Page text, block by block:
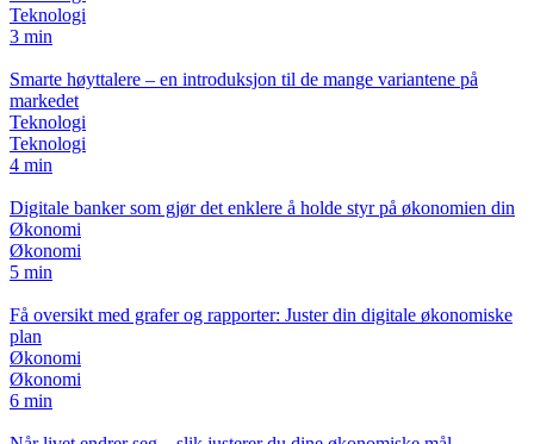
Teknologi
3 min
Smarte høyttalere – en introduksjon til de mange variantene på
markedet
Teknologi
Teknologi
4 min
Digitale banker som gjør det enklere å holde styr på økonomien din
Økonomi
Økonomi
5 min
Få oversikt med grafer og rapporter: Juster din digitale økonomiske
plan
Økonomi
Økonomi
6 min